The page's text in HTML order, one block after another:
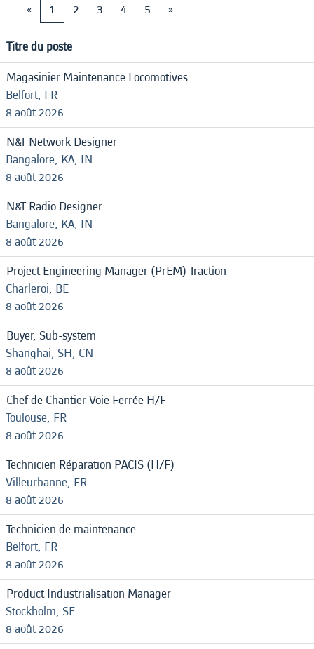
«
1 2 3 4 5 »
Titre du poste
Magasinier Maintenance Locomotives
Belfort, FR
8 août 2026
N&T Network Designer
Bangalore, KA, IN
8 août 2026
N&T Radio Designer
Bangalore, KA, IN
8 août 2026
Project Engineering Manager (PrEM) Traction
Charleroi, BE
8 août 2026
Buyer, Sub-system
Shanghai, SH, CN
8 août 2026
Chef de Chantier Voie Ferrée H/F
Toulouse, FR
8 août 2026
Technicien Réparation PACIS (H/F)
Villeurbanne, FR
8 août 2026
Technicien de maintenance
Belfort, FR
8 août 2026
Product Industrialisation Manager
Stockholm, SE
8 août 2026